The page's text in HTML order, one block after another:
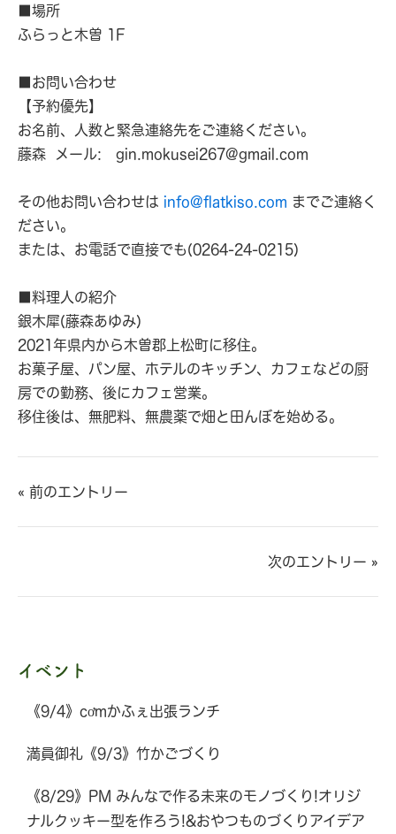
■場所
ふらっと木曽 1F
■お問い合わせ
【予約優先】
お名前、人数と緊急連絡先をご連絡ください。
藤森 メール: gin.mokusei267@gmail.com
その他お問い合わせは info@flatkiso.com までご連絡く
ださい。
または、お電話で直接でも(0264-24-0215)
■料理人の紹介
銀木犀(藤森あゆみ)
2021年県内から木曽郡上松町に移住。
お菓子屋、パン屋、ホテルのキッチン、カフェなどの厨
房での勤務、後にカフェ営業。
移住後は、無肥料、無農薬で畑と田んぼを始める。
« 前のエントリー
次のエントリー »
イベント
《9/4》cơmかふぇ出張ランチ
満員御礼《9/3》竹かごづくり
《8/29》PM みんなで作る未来のモノづくり!オリジ
ナルクッキー型を作ろう!&おやつものづくりアイデア